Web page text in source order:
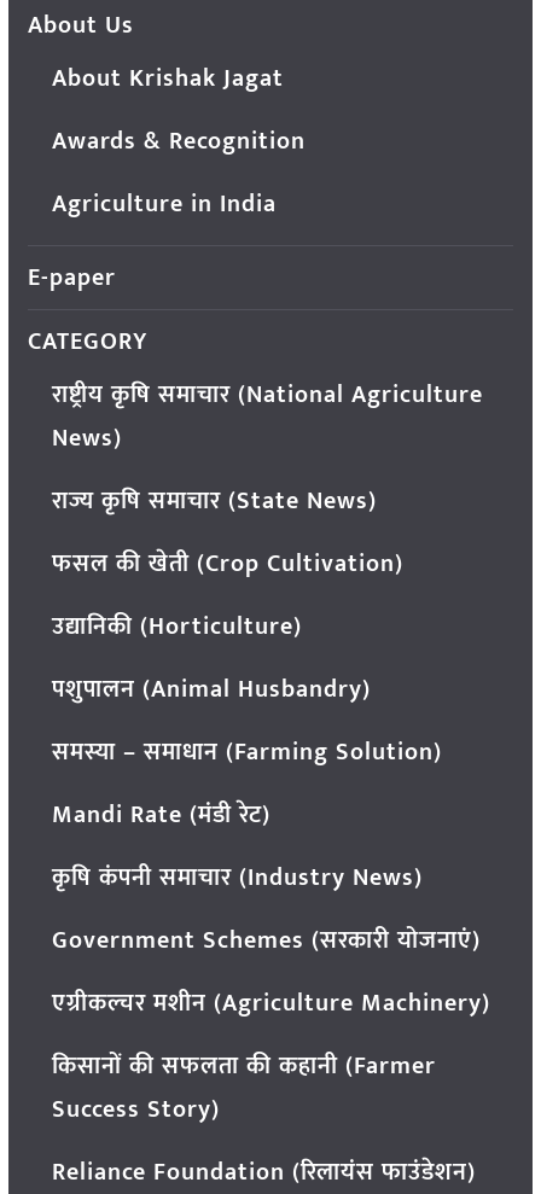
About Us
About Krishak Jagat
Awards & Recognition
Agriculture in India
E-paper
CATEGORY
राष्ट्रीय कृषि समाचार (National Agriculture
News)
राज्य कृषि समाचार (State News)
फसल की खेती (Crop Cultivation)
उद्यानिकी (Horticulture)
पशुपालन (Animal Husbandry)
समस्या – समाधान (Farming Solution)
Mandi Rate (मंडी रेट)
कृषि कंपनी समाचार (Industry News)
Government Schemes (सरकारी योजनाएं)
एग्रीकल्चर मशीन (Agriculture Machinery)
किसानों की सफलता की कहानी (Farmer
Success Story)
Reliance Foundation (रिलायंस फाउंडेशन)